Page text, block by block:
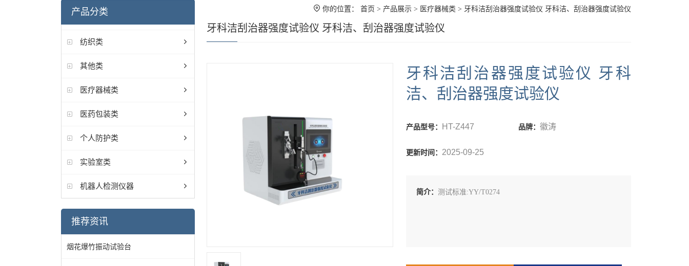
产品分类
纺织类
其他类
医疗器械类
医药包装类
个人防护类
实验室类
机器人检测仪器
推荐资讯
烟花爆竹振动试验台
你的位置： 首页 > 产品展示> 医疗器械类 > 牙科洁刮治器强度试验仪 牙科洁、刮治器强度试验仪
牙科洁刮治器强度试验仪 牙科洁、刮治器强度试验仪
牙科洁刮治器强度试验仪 牙科
洁、刮治器强度试验仪
产品型号： HT-Z447 品牌：徽涛
更新时间： 2025-09-25
简介： 测试标准:YY/T0274